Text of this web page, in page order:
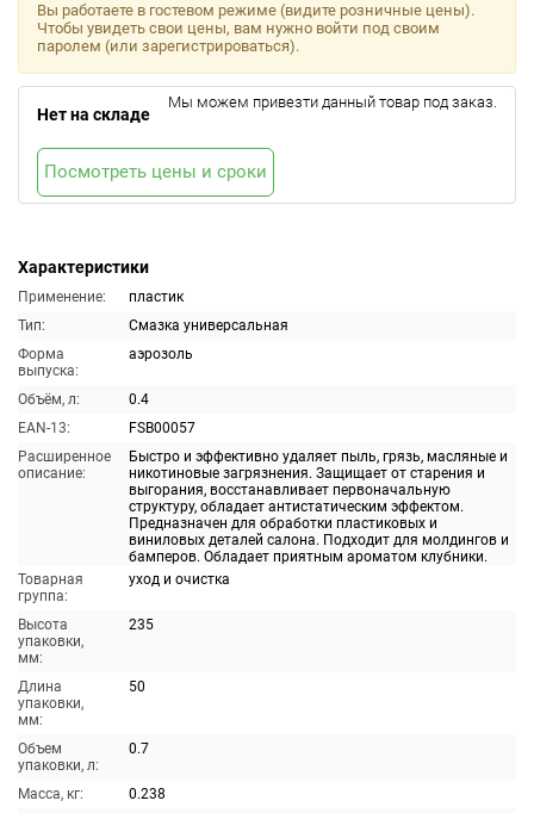
Характеристики
Применение:
пластик
Тип:
Смазка универсальная
Форма
выпуска:
аэрозоль
Объём, л:
0.4
EAN-13:
FSB00057
Расширенное
описание:
Быстро и эффективно удаляет пыль, грязь, масляные и
никотиновые загрязнения. Защищает от старения и
выгорания, восстанавливает первоначальную
структуру, обладает антистатическим эффектом.
Предназначен для обработки пластиковых и
виниловых деталей салона. Подходит для молдингов и
бамперов. Обладает приятным ароматом клубники.
Товарная
группа:
уход и очистка
Высота
упаковки,
мм:
235
Длина
упаковки,
мм:
50
Объем
упаковки, л:
0.7
Масса, кг:
0.238
Вы работаете в гостевом режиме (видите розничные цены).
Чтобы увидеть свои цены, вам нужно войти под своим
паролем (или зарегистрироваться).
Нет на складе
Мы можем привезти данный товар под заказ.
Посмотреть цены и сроки